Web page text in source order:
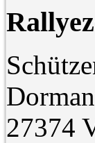
27374